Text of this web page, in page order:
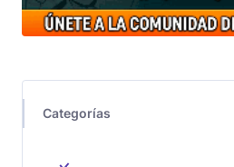
Categorías